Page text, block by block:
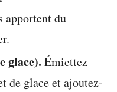
apportent du
glace). Émiettez
de glace et ajoutez-